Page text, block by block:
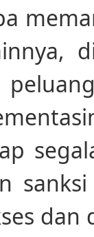
dan